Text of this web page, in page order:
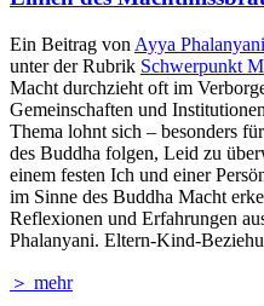
Ein Beitrag von Ayya Phalanyani
unter der Rubrik Schwerpunkt
Macht durchzieht oft im
Gemeinschaften und
Thema lohnt sich – besonders
des Buddha folgen, Leid zu
einem festen Ich und einer
im Sinne des Buddha Macht
Reflexionen und Erfahrungen
Phalanyani. Eltern-Kind-
＞ mehr